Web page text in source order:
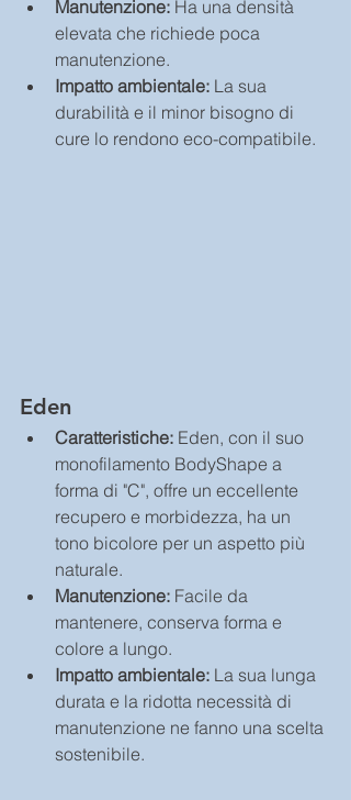
Manutenzione: Ha una densità
elevata che richiede poca
manutenzione.
Impatto ambientale: La sua
durabilità e il minor bisogno di
cure lo rendono eco-compatibile.
Eden
Caratteristiche: Eden, con il suo
monofilamento BodyShape a
forma di "C", offre un eccellente
recupero e morbidezza, ha un
tono bicolore per un aspetto più
naturale.
Manutenzione: Facile da
mantenere, conserva forma e
colore a lungo.
Impatto ambientale: La sua lunga
durata e la ridotta necessità di
manutenzione ne fanno una scelta
sostenibile.